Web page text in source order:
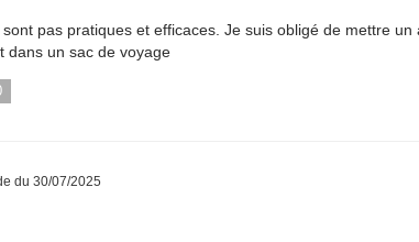
pas pratiques et efficaces. Je suis obligé de mettre
dans un sac de voyage
du 30/07/2025